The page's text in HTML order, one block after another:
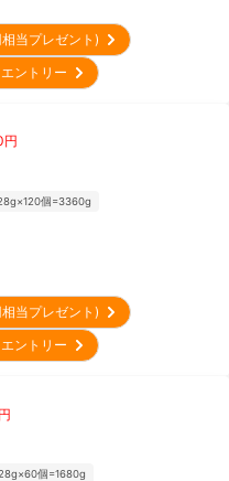
相当プレゼント)
エントリー
円
個=3360g
相当プレゼント)
エントリー
円
個=1680g